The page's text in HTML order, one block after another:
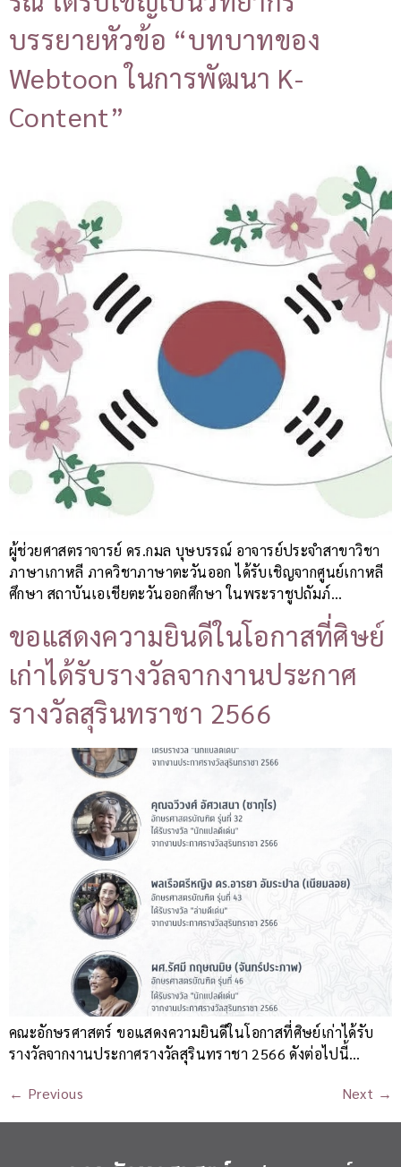
บรรยายหัวข้อ “บทบาทของ
Webtoon ในการพัฒนา K-
Content”
ผู้ช่วยศาสตราจารย์ ดร.กมล บุษบรรณ์ อาจารย์ประจำสาขาวิชา
ภาษาเกาหลี ภาควิชาภาษาตะวันออก ได้รับเชิญจากศูนย์เกาหลี
ศึกษา สถาบันเอเชียตะวันออกศึกษา ในพระราชูปถัมภ์…
ขอแสดงความยินดีในโอกาสที่ศิษย์
เก่าได้รับรางวัลจากงานประกาศ
รางวัลสุรินทราชา 2566
คณะอักษรศาสตร์ ขอแสดงความยินดีในโอกาสที่ศิษย์เก่าได้รับ
รางวัลจากงานประกาศรางวัลสุรินทราชา 2566 ดังต่อไปนี้…
← Previous Next →